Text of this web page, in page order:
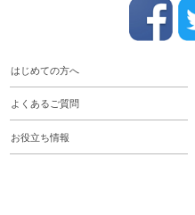
はじめての方へ
よくあるご質問
お役立ち情報